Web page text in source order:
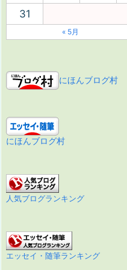
31
« 5月
にほんブログ村
にほんブログ村
人気ブログランキング
エッセイ・随筆ランキング